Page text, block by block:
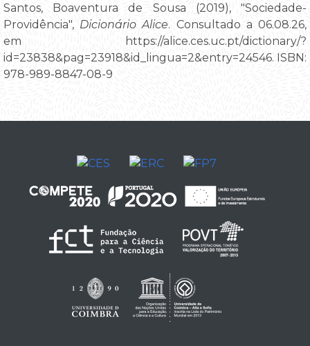
Santos, Boaventura de Sousa (2019), "Sociedade-
Providência", Dicionário Alice. Consultado a 06.08.26,
em https://alice.ces.uc.pt/dictionary/?
id=23838&pag=23918&id_lingua=2&entry=24546. ISBN:
978-989-8847-08-9